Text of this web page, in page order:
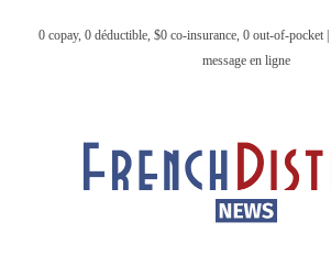
0 copay, 0 déductible, $0 co-insurance, 0 out-of-pocket
message en ligne